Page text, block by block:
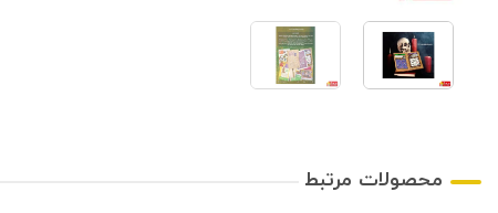
محصولات مرتبط